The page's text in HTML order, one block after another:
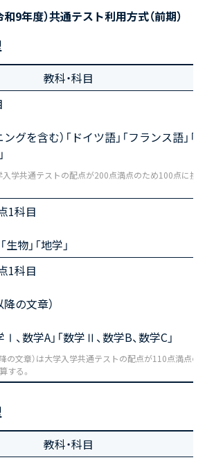
9年度）共通テスト利用方式（前期）
教科・科目
ングを含む）「ドイツ語」「フランス語」「中
入学共通テストの配点が200点満点のため100点に換算
1科目
生物」「地学」
1科目
降の文章）
Ⅰ、数学A」「数学Ⅱ、数学B、数学C」
降の文章）は大学入学共通テストの配点が110点満点の
する。
教科・科目